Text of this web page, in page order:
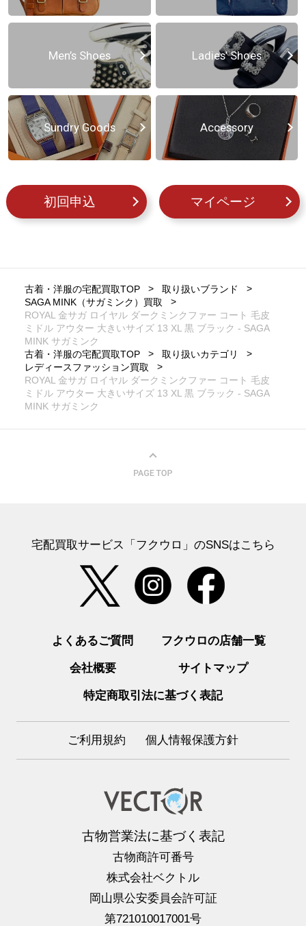
Men’s Shoes Ladies’ Shoes
Sundry Goods Accessory
初回申込 マイページ
古着・洋服の宅配買取TOP
取り扱いブランド
SAGA MINK（サガミンク）買取
ROYAL 金サガ ロイヤル ダークミンクファー コート 毛皮
ミドル アウター 大きいサイズ 13 XL 黒 ブラック - SAGA
MINK サガミンク
古着・洋服の宅配買取TOP
取り扱いカテゴリ
レディースファッション買取
ROYAL 金サガ ロイヤル ダークミンクファー コート 毛皮
ミドル アウター 大きいサイズ 13 XL 黒 ブラック - SAGA
MINK サガミンク
宅配買取サービス「フクウロ」のSNSはこちら
よくあるご質問 フクウロの店舗一覧
会社概要 サイトマップ
特定商取引法に基づく表記
ご利用規約 個人情報保護方針
古物営業法に基づく表記
古物商許可番号
株式会社ベクトル
岡山県公安委員会許可証
第721010017001号